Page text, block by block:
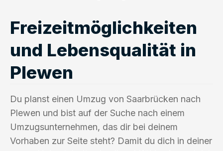
Freizeitmöglichkeiten
und Lebensqualität in
Plewen
Du planst einen Umzug von Saarbrücken nach
Plewen und bist auf der Suche nach einem
Umzugsunternehmen, das dir bei deinem
Vorhaben zur Seite steht? Damit du dich in deiner